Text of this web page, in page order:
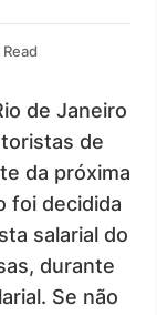
de Janeiro
de
da próxima
foi decidida
salarial do
durante
Se não